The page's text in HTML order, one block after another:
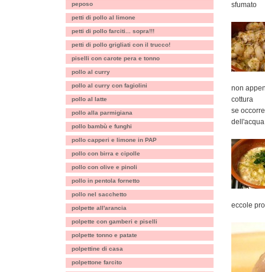
peposo
petti di pollo al limone
petti di pollo farciti... sopra!!!
petti di pollo grigliati con il trucco!
piselli con carote pera e tonno
pollo al curry
pollo al curry con fagiolini
pollo al latte
pollo alla parmigiana
pollo bambù e funghi
pollo capperi e limone in PAP
pollo con birra e cipolle
pollo con olive e pinoli
pollo in pentola fornetto
pollo nel sacchetto
polpette all'arancia
polpette con gamberi e piselli
polpette tonno e patate
polpettine di casa
polpettone farcito
sfumato
non
cottura
se
eccole